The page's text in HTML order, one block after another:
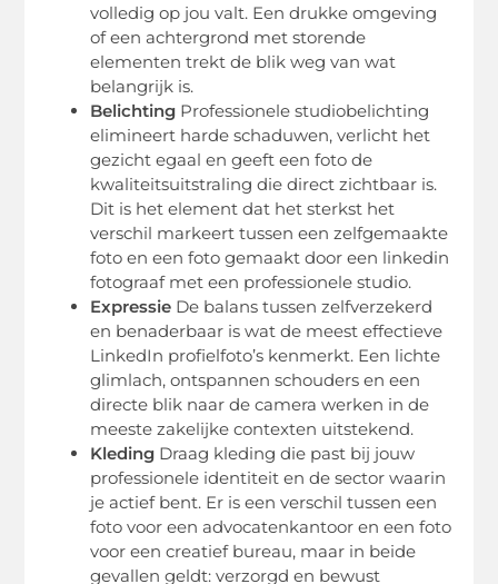
volledig op jou valt. Een drukke omgeving
of een achtergrond met storende
elementen trekt de blik weg van wat
belangrijk is.
Belichting Professionele studiobelichting
elimineert harde schaduwen, verlicht het
gezicht egaal en geeft een foto de
kwaliteitsuitstraling die direct zichtbaar is.
Dit is het element dat het sterkst het
verschil markeert tussen een zelfgemaakte
foto en een foto gemaakt door een linkedin
fotograaf met een professionele studio.
Expressie De balans tussen zelfverzekerd
en benaderbaar is wat de meest effectieve
LinkedIn profielfoto’s kenmerkt. Een lichte
glimlach, ontspannen schouders en een
directe blik naar de camera werken in de
meeste zakelijke contexten uitstekend.
Kleding Draag kleding die past bij jouw
professionele identiteit en de sector waarin
je actief bent. Er is een verschil tussen een
foto voor een advocatenkantoor en een foto
voor een creatief bureau, maar in beide
gevallen geldt: verzorgd en bewust